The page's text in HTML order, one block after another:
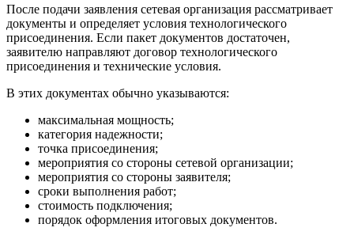
После подачи заявления сетевая организация рассматривает
документы и определяет условия технологического
присоединения. Если пакет документов достаточен,
заявителю направляют договор технологического
присоединения и технические условия.
В этих документах обычно указываются:
максимальная мощность;
категория надежности;
точка присоединения;
мероприятия со стороны сетевой организации;
мероприятия со стороны заявителя;
сроки выполнения работ;
стоимость подключения;
порядок оформления итоговых документов.